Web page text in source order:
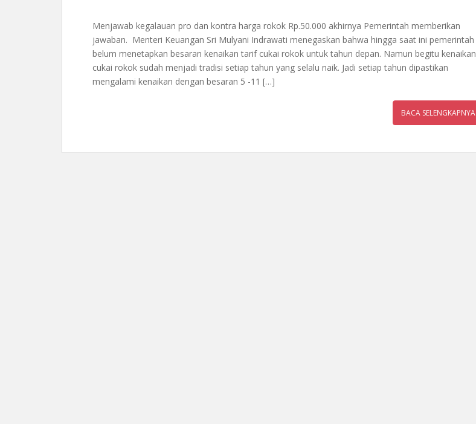
Menjawab kegalauan pro dan kontra harga rokok Rp.50.000 akhirnya Pemerintah memberikan
jawaban. Menteri Keuangan Sri Mulyani Indrawati menegaskan bahwa hingga saat ini pemerintah
belum mene­tapkan besaran kenaikan tarif cukai rokok untuk tahun depan. Namun begitu kenaikan
cukai rokok sudah menjadi tradisi setiap tahun yang selalu naik. Jadi setiap tahun dipastikan
mengalami kenaikan dengan besaran 5 -11 […]
BACA SELENGKAPNYA